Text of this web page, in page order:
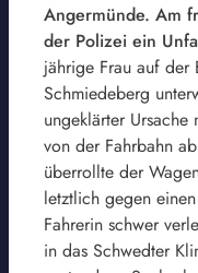
Angermünde. Am
der Polizei ein
jährige Frau auf der
Schmiedeberg
ungeklärter
von der Fahrbahn
überrollte der
letztlich gegen
Fahrerin schwer
in das Schwedter